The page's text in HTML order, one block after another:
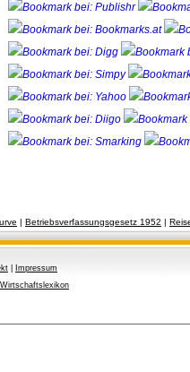
| Betriebsverfassungsgesetz 1952 |
Impressum
Wirtschaftslexikon